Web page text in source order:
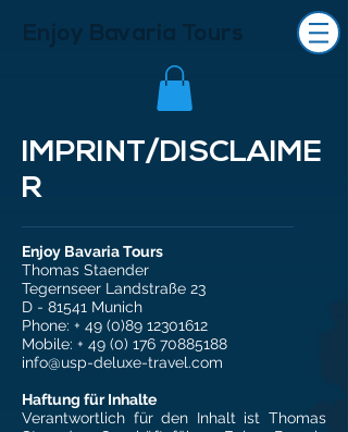
Enjoy Bavaria Tours
IMPRINT/DISCLAIME
R
Enjoy Bavaria Tours
Thomas Staender
Tegernseer Landstraße 23
D - 81541 Munich
Phone: + 49 (0)89 12301612
Mobile: + 49 (0) 176 70885188
info@usp-deluxe-travel.com
Haftung für Inhalte
Verantwortlich für den Inhalt ist Thomas